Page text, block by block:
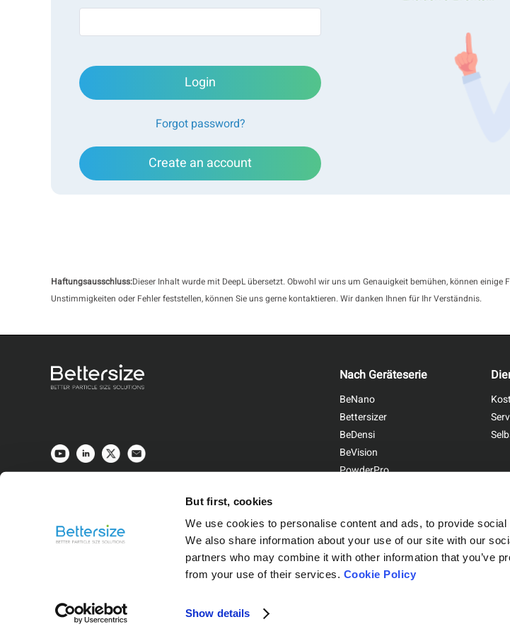
But first, cookies
We use cookies to personalise content and ads, to provide
We also share information about your use of our site with our
partners who may combine it with other information that you’ve
from your use of their services. Cookie Policy
Show details
Drei Korund-Schleifpulverproben, fein, mittel und grob, wurden mit dem Bettersizer S3 Plus
Partikelgröße als auch die Form zu charakterisieren. Hier zeigen wir, wie sich diese Pulver
Abbildung 1. Kumulative Volumenkurven der Partikelgröße von feinem, mittlerem und grobem
Kombinationstechnik
Tabelle 1. Kritische Parameter zur Charakterisierung der Schleifpulver in Abbildung 4
Wie aus Abbildung 1 hervorgeht, sind die Ergebnisse nach der Charakterisierung von Schleifpulverproben mit drei
Login
Forgot password?
Create an account
Haftungsausschluss:Dieser Inhalt wurde mit DeepL übersetzt. Obwohl wir uns um Genauigkeit bemühen, können einige
Unstimmigkeiten oder Fehler feststellen, können Sie uns gerne kontaktieren. Wir danken Ihnen für Ihr Verständnis.
Nach Geräteserie
BeNano
Bettersizer
BeDensi
BeVision
PowderPro
Sitemap| Privacy Policy